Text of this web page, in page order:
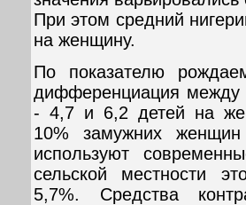
При этом средний
на женщину.
По показателю
дифференциация между
- 4,7 и 6,2 детей на
10% замужних
используют
сельской местности
5,7%. Средства